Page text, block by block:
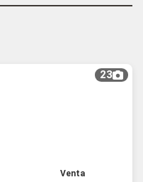
23
Venta